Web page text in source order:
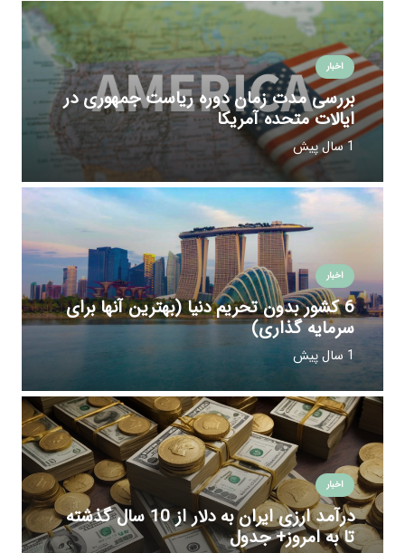
اخبار
بررسی مدت زمان دوره ریاست جمهوری در
ایالات متحده آمریکا
1 سال پیش
اخبار
6 کشور بدون تحریم دنیا (بهترین آنها برای
سرمایه گذاری)
1 سال پیش
اخبار
درآمد ارزی ایران به دلار از 10 سال گذشته
تا به امروز+ جدول